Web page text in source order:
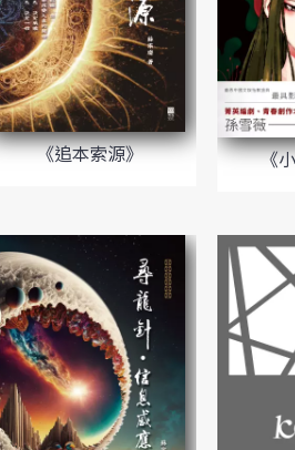
《追本索源》 《